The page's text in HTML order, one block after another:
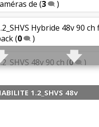
de (3 )
Hybride 48v 90
(0 )
48v 90 ch (0 )
48v 90 ch
1.2_SHVS 48v